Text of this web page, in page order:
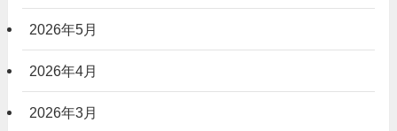
2026年5月
2026年4月
2026年3月